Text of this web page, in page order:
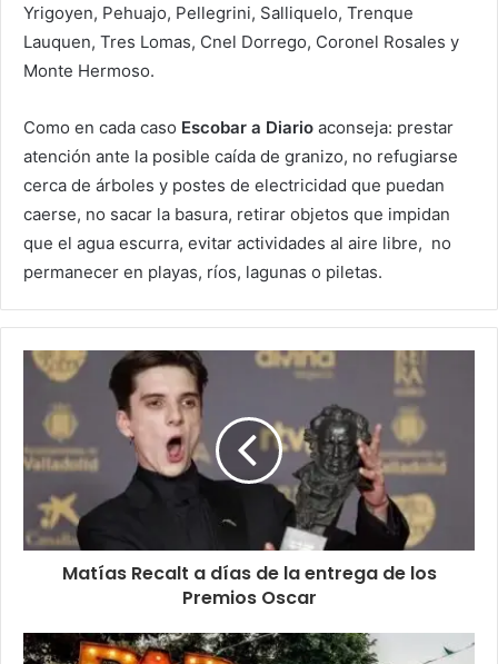
Yrigoyen, Pehuajo, Pellegrini, Salliquelo, Trenque
Lauquen, Tres Lomas, Cnel Dorrego, Coronel Rosales y
Monte Hermoso.
Como en cada caso Escobar a Diario aconseja: prestar
atención ante la posible caída de granizo, no refugiarse
cerca de árboles y postes de electricidad que puedan
caerse, no sacar la basura, retirar objetos que impidan
que el agua escurra, evitar actividades al aire libre, no
permanecer en playas, ríos, lagunas o piletas.
Matías Recalt a días de la entrega de los
Premios Oscar